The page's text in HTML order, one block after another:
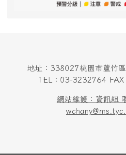
地址：338027桃園市蘆竹
TEL：03-3232764
網站維護：資訊組